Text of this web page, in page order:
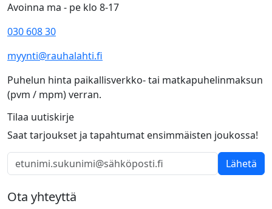
Avoinna ma - pe klo 8-17
030 608 30
myynti@rauhalahti.fi
Puhelun hinta paikallisverkko- tai matkapuhelinmaksun
(pvm / mpm) verran.
Tilaa uutiskirje
Saat tarjoukset ja tapahtumat ensimmäisten joukossa!
Lähetä
Ota yhteyttä